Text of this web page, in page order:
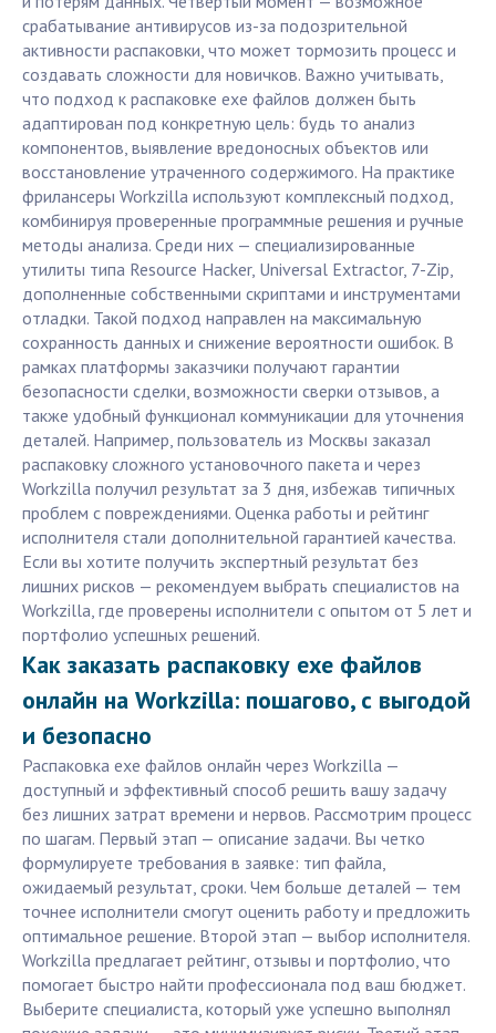
срабатывание антивирусов из-за подозрительной
активности распаковки, что может тормозить процесс и
создавать сложности для новичков. Важно учитывать,
что подход к распаковке exe файлов должен быть
адаптирован под конкретную цель: будь то анализ
компонентов, выявление вредоносных объектов или
восстановление утраченного содержимого. На практике
фрилансеры Workzilla используют комплексный подход,
комбинируя проверенные программные решения и ручные
методы анализа. Среди них — специализированные
утилиты типа Resource Hacker, Universal Extractor, 7-Zip,
дополненные собственными скриптами и инструментами
отладки. Такой подход направлен на максимальную
сохранность данных и снижение вероятности ошибок. В
рамках платформы заказчики получают гарантии
безопасности сделки, возможности сверки отзывов, а
также удобный функционал коммуникации для уточнения
деталей. Например, пользователь из Москвы заказал
распаковку сложного установочного пакета и через
Workzilla получил результат за 3 дня, избежав типичных
проблем с повреждениями. Оценка работы и рейтинг
исполнителя стали дополнительной гарантией качества.
Если вы хотите получить экспертный результат без
лишних рисков — рекомендуем выбрать специалистов на
Workzilla, где проверены исполнители с опытом от 5 лет и
портфолио успешных решений.
Как заказать распаковку exe файлов
онлайн на Workzilla: пошагово, с выгодой
и безопасно
Распаковка exe файлов онлайн через Workzilla —
доступный и эффективный способ решить вашу задачу
без лишних затрат времени и нервов. Рассмотрим процесс
по шагам. Первый этап — описание задачи. Вы четко
формулируете требования в заявке: тип файла,
ожидаемый результат, сроки. Чем больше деталей — тем
точнее исполнители смогут оценить работу и предложить
оптимальное решение. Второй этап — выбор исполнителя.
Workzilla предлагает рейтинг, отзывы и портфолио, что
помогает быстро найти профессионала под ваш бюджет.
Выберите специалиста, который уже успешно выполнял